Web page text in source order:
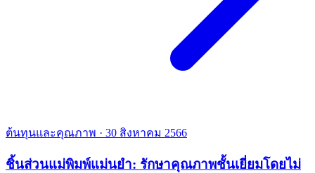
ต้นทุนและคุณภาพ · 30 สิงหาคม 2566
ชิ้นส่วนแม่พิมพ์แม่นยำ: รักษาคุณภาพชั้นเยี่ยมโดยไม่